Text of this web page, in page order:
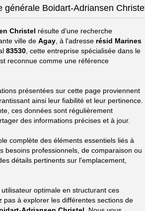
Boidart-Adriansen Christel
Christel résulte d'une recherche
ville de Agay , à l'adresse résid Marines
83530 , cette entreprise spécialisée dans le
reconnue comme une référence
présentées sur cette page proviennent
ainsi leur fiabilité et leur pertinence.
ces données sont régulièrement
des informations précises et à jour.
complète des éléments essentiels liés à
besoins professionnels, de comparaison ou
détails pertinents sur l'emplacement,
optimale en structurant ces
à explorer les différentes sections de